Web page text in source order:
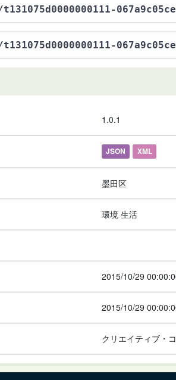
t131075d0000000111-
t131075d0000000111-
1.0.1
JSON XML
墨田区
環境 生活
2015/10/29
2015/10/29
クリエイティブ・